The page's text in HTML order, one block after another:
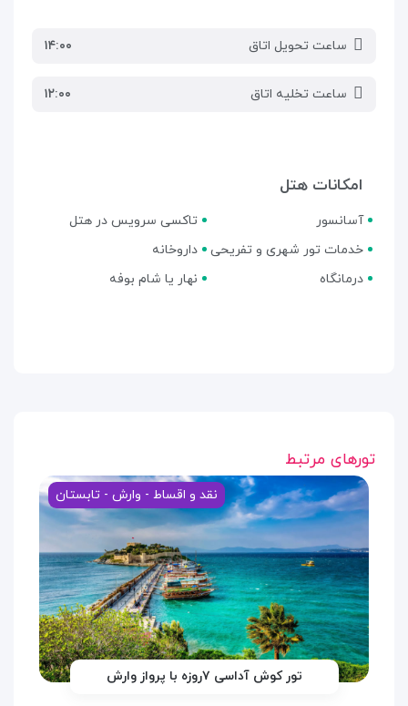
ساعت تحویل اتاق ۱۴:۰۰
ساعت تخلیه اتاق ۱۲:۰۰
امکانات هتل
آسانسور
تاکسی سرویس در هتل
خدمات تور شهری و تفریحی
داروخانه
درمانگاه
نهار یا شام بوفه
تورهای مرتبط
نقد و اقساط - وارش - تابستان
تور کوش آداسی ۷روزه با پرواز وارش